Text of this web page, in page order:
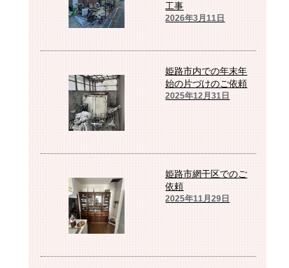
工事
2026年3月11日
姫路市内での年末年
始の片づけのご依頼
2025年12月31日
姫路市網干区でのご
依頼
2025年11月29日